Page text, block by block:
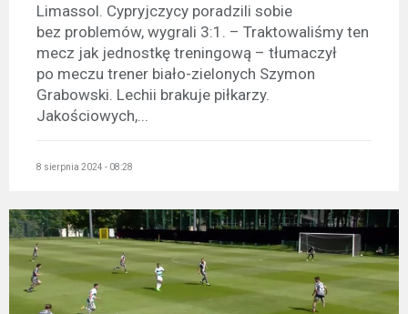
Limassol. Cypryjczycy poradzili sobie
bez problemów, wygrali 3:1. – Traktowaliśmy ten
mecz jak jednostkę treningową – tłumaczył
po meczu trener biało-zielonych Szymon
Grabowski. Lechii brakuje piłkarzy.
Jakościowych,...
8 sierpnia 2024 - 08:28